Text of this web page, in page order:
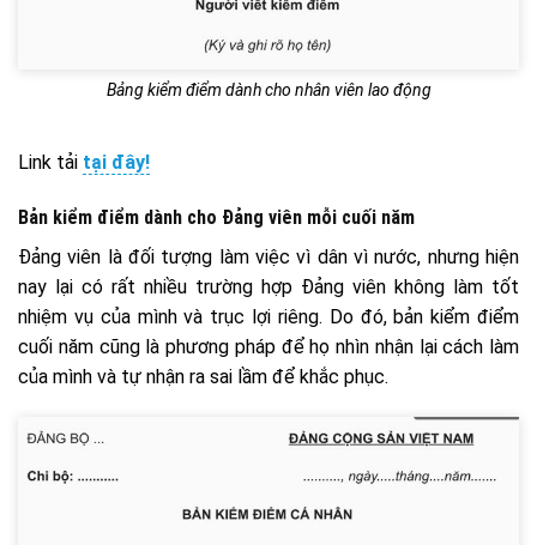
Bảng kiểm điểm dành cho nhân viên lao động
Link tải tại đây!
Bản kiểm điểm dành cho Đảng viên mỗi cuối năm
Đảng viên là đối tượng làm việc vì dân vì nước, nhưng hiện
nay lại có rất nhiều trường hợp Đảng viên không làm tốt
nhiệm vụ của mình và trục lợi riêng. Do đó, bản kiểm điểm
cuối năm cũng là phương pháp để họ nhìn nhận lại cách làm
của mình và tự nhận ra sai lầm để khắc phục.